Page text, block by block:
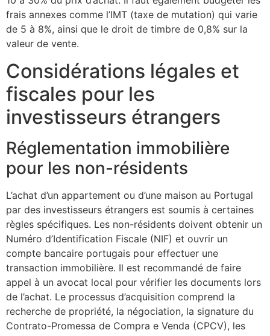
frais annexes comme l’IMT (taxe de mutation) qui varie
de 5 à 8%, ainsi que le droit de timbre de 0,8% sur la
valeur de vente.
Considérations légales et
fiscales pour les
investisseurs étrangers
Réglementation immobilière
pour les non-résidents
L’achat d’un appartement ou d’une maison au Portugal
par des investisseurs étrangers est soumis à certaines
règles spécifiques. Les non-résidents doivent obtenir un
Numéro d’Identification Fiscale (NIF) et ouvrir un
compte bancaire portugais pour effectuer une
transaction immobilière. Il est recommandé de faire
appel à un avocat local pour vérifier les documents lors
de l’achat. Le processus d’acquisition comprend la
recherche de propriété, la négociation, la signature du
Contrato-Promessa de Compra e Venda (CPCV), les